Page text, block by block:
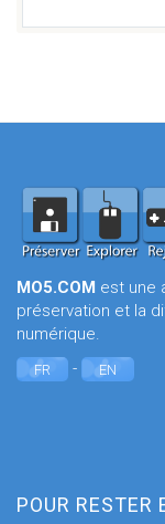
MO5.COM est une
préservation et la
numérique.
FR - EN
POUR RESTER